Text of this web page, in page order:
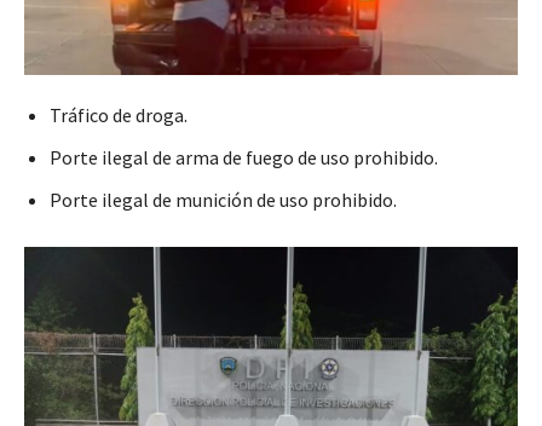
Tráfico de droga.
Porte ilegal de arma de fuego de uso prohibido.
Porte ilegal de munición de uso prohibido.